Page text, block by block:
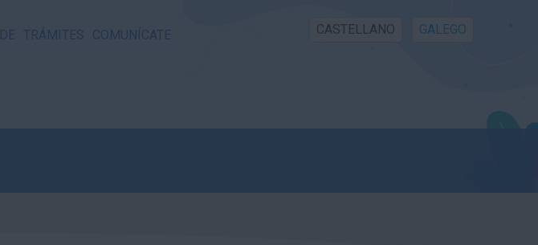
TRÁMITES COMUNÍCATE CASTELLANO GALEGO